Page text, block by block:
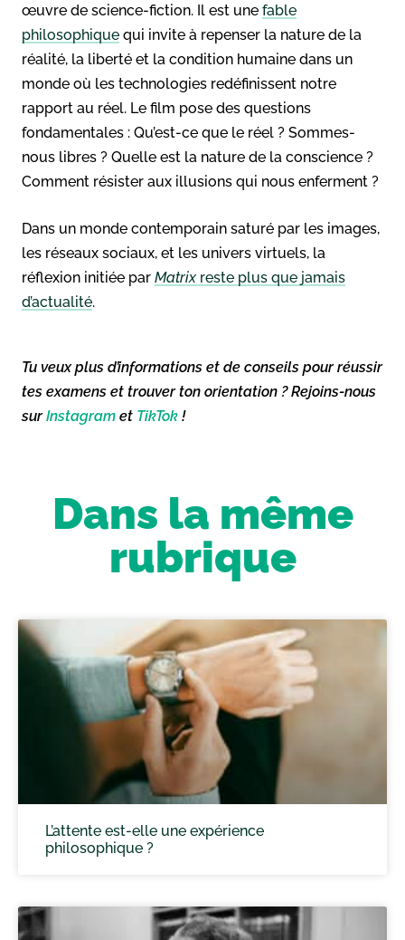
œuvre de science-fiction. Il est une fable
philosophique qui invite à repenser la nature de la
réalité, la liberté et la condition humaine dans un
monde où les technologies redéfinissent notre
rapport au réel. Le film pose des questions
fondamentales : Qu’est-ce que le réel ? Sommes-
nous libres ? Quelle est la nature de la conscience ?
Comment résister aux illusions qui nous enferment ?
Dans un monde contemporain saturé par les images,
les réseaux sociaux, et les univers virtuels, la
réflexion initiée par Matrix reste plus que jamais
d’actualité.
Tu veux plus d’informations et de conseils pour réussir
tes examens et trouver ton orientation ? Rejoins-nous
surInstagram et TikTok !
Dans la même
rubrique
L’attente est-elle une expérience
philosophique ?